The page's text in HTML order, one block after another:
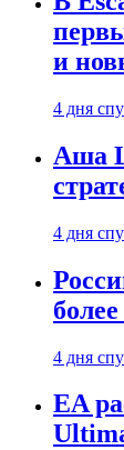
и
4 дня
Аша
4 дня
4 дня
EA